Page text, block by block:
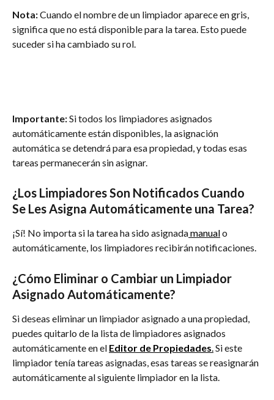
Nota: Cuando el nombre de un limpiador aparece en gris,
significa que no está disponible para la tarea. Esto puede
suceder si ha cambiado su rol.
Importante: Si todos los limpiadores asignados
automáticamente están disponibles, la asignación
automática se detendrá para esa propiedad, y todas esas
tareas permanecerán sin asignar.
¿Los Limpiadores Son Notificados Cuando
Se Les Asigna Automáticamente una Tarea?
¡Sí! No importa si la tarea ha sido asignada manual o
automáticamente, los limpiadores recibirán notificaciones.
¿Cómo Eliminar o Cambiar un Limpiador
Asignado Automáticamente?
Si deseas eliminar un limpiador asignado a una propiedad,
puedes quitarlo de la lista de limpiadores asignados
automáticamente en el Editor de Propiedades Si este
limpiador tenía tareas asignadas, esas tareas se reasignarán
automáticamente al siguiente limpiador en la lista.